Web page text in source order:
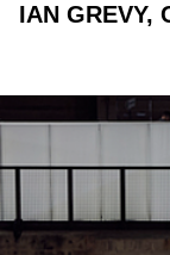
IAN GREVY,